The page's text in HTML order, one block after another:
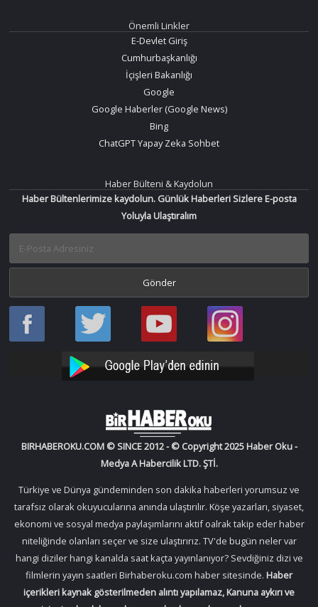
Önemli Linkler
E-Devlet Giriş
Cumhurbaşkanlığı
İçişleri Bakanlığı
Google
Google Haberler (Google News)
Bing
ChatGPT Yapay Zeka Sohbet
Haber Bülteni & Kaydolun
Haber Bültenlerimize kaydolun. Günlük Haberleri Sizlere E-posta
Yoluyla Ulaştıralım
Haber
Oku
Haber
Oku
Bir
Haber
YouTube
Bir
Haber
Instagram
BIRHABEROKU.COM © SINCE 2012 - © Copyright 2025 Haber Oku -
Medya A Habercilik LTD. ŞTİ.
Türkiye ve Dünya gündeminden son dakika haberleri yorumsuz ve
tarafsız olarak okuyucularına anında ulaştırılır. Köşe yazarları, siyaset,
ekonomi ve sosyal medya paylaşımlarını aktif oalrak takip eder haber
niteliğinde olanları seçer ve size ulaştırırız. TV'de bugün neler var
hangi diziler hangi kanalda saat kaçta yayınlanıyor? Sevdiğiniz dizi ve
filmlerin yayın saatleri Birhaberoku.com haber sitesinde. Haber
içerikleri kaynak gösterilmeden alıntı yapılamaz, Kanuna aykırı ve